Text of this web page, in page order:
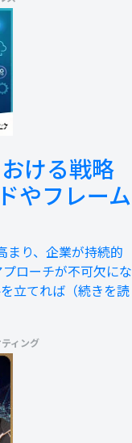
ける戦略
やフレーム
まり、企業が持続的
ローチが不可欠にな
立てれば （続きを読
ィング